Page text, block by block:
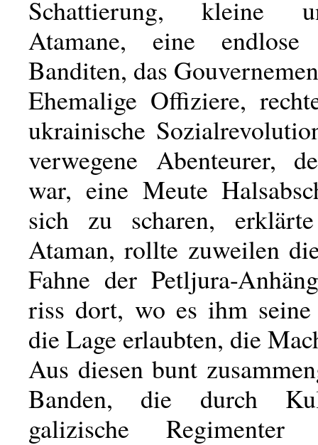
Schattierung, kleine
Atamane, eine
Banditen, das
Ehemalige Offiziere,
ukrainische
verwegene Abenteurer,
war, eine Meute
sich zu scharen,
Ataman, rollte zuweilen
Fahne der Petljura-
riss dort, wo es ihm
die Lage erlaubten, die
Aus diesen bunt
Banden, die durch
galizische